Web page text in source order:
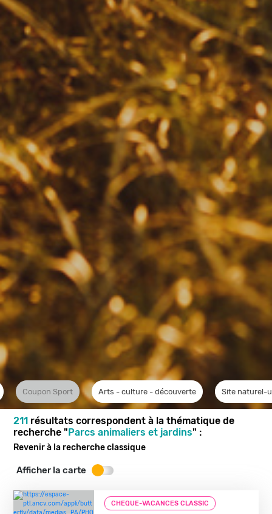
Coupon Sport Arts - culture - découverte Site naturel-
211 résultats correspondent à la thématique de
recherche "Parcs animaliers et jardins" :
Revenir à la recherche classique
Afficher la carte
CHEQUE-VACANCES CLASSIC